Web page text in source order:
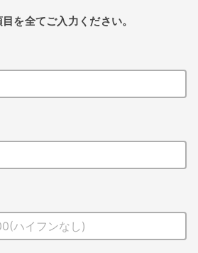
目を全てご入力ください。